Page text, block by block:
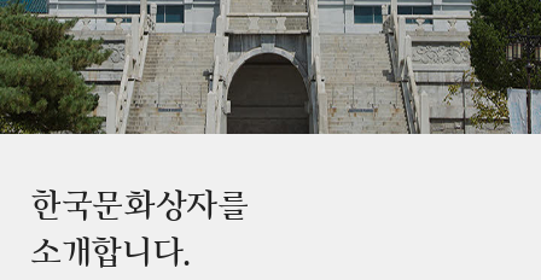
한국문화상자를
소개합니다.